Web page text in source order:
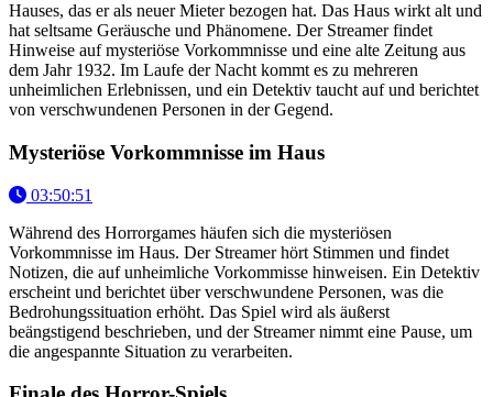
Hauses, das er als neuer Mieter bezogen hat. Das Haus wirkt alt und
hat seltsame Geräusche und Phänomene. Der Streamer findet
Hinweise auf mysteriöse Vorkommnisse und eine alte Zeitung aus
dem Jahr 1932. Im Laufe der Nacht kommt es zu mehreren
unheimlichen Erlebnissen, und ein Detektiv taucht auf und berichtet
von verschwundenen Personen in der Gegend.
Mysteriöse Vorkommnisse im Haus
03:50:51
Während des Horrorgames häufen sich die mysteriösen
Vorkommnisse im Haus. Der Streamer hört Stimmen und findet
Notizen, die auf unheimliche Vorkommisse hinweisen. Ein Detektiv
erscheint und berichtet über verschwundene Personen, was die
Bedrohungssituation erhöht. Das Spiel wird als äußerst
beängstigend beschrieben, und der Streamer nimmt eine Pause, um
die angespannte Situation zu verarbeiten.